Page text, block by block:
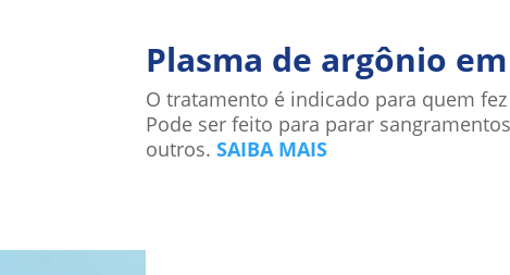
Plasma de argônio
O tratamento é indicado para quem
Pode ser feito para parar
outros.SAIBA MAIS